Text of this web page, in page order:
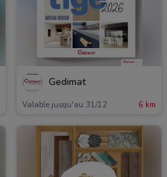
Gedimat
Valable jusqu'au 31/12 6 km